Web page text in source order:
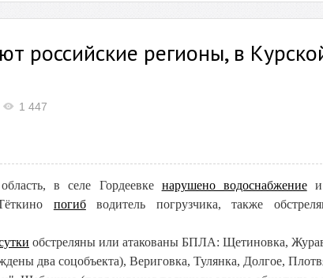
российские регионы, в
1 447
в селе Гордеевке нарушено водоснабжениеи
погибводитель погрузчика, также
обстреляны или атакованы БПЛА: Щетиновка,
два соцобъекта), Вериговка, Тулянка, Долгое,